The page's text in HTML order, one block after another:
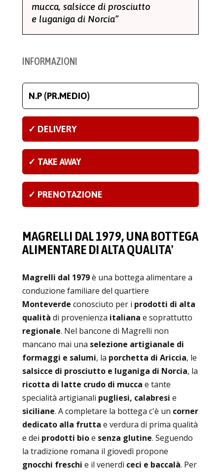
mucca, salsicce di prosciutto
e luganiga di Norcia”
INFORMAZIONI
N.P (PR.MEDIO)
✓ DELIVERY
✓ TAKE AWAY
✓ PRENOTAZIONE
MAGRELLI DAL 1979, UNA BOTTEGA
ALIMENTARE DI ALTA QUALITA'
Magrelli dal 1979è una bottega alimentare a
conduzione familiare del quartiere
Monteverde conosciuto per i prodotti di alta
qualità di provenienza italiana e soprattutto
regionale. Nel bancone di Magrelli non
mancano mai una selezione artigianale di
formaggi e salumi, la porchetta di Ariccia, le
salsicce di prosciutto e luganiga di Norcia, la
ricotta di latte crudo di mucca e tante
specialità artigianali pugliesi, calabresi e
siciliane. A completare la bottega c'è un corner
dedicato alla frutta e verdura di prima qualità
e dei prodotti bioe senza glutine. Seguendo
la tradizione romana il giovedì propone
gnocchi freschi e il venerdì ceci e baccalà. Per